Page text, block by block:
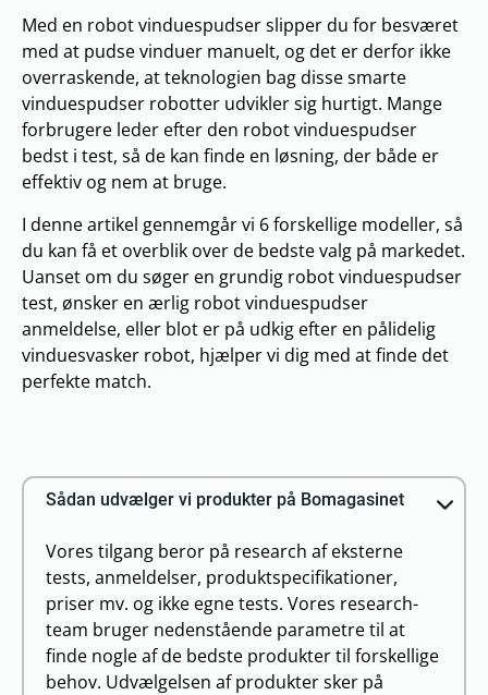
Med en robot vinduespudser slipper du for besværet
med at pudse vinduer manuelt, og det er derfor ikke
overraskende, at teknologien bag disse smarte
vinduespudser robotter udvikler sig hurtigt. Mange
forbrugere leder efter den robot vinduespudser
bedst i test, så de kan finde en løsning, der både er
effektiv og nem at bruge.
I denne artikel gennemgår vi 6 forskellige modeller, så
du kan få et overblik over de bedste valg på markedet.
Uanset om du søger en grundig robot vinduespudser
test, ønsker en ærlig robot vinduespudser
anmeldelse, eller blot er på udkig efter en pålidelig
vinduesvasker robot, hjælper vi dig med at finde det
perfekte match.
Sådan udvælger vi produkter på Bomagasinet
Vores tilgang beror på research af eksterne
tests, anmeldelser, produktspecifikationer,
priser mv. og ikke egne tests. Vores research-
team bruger nedenstående parametre til at
finde nogle af de bedste produkter til forskellige
behov. Udvælgelsen af produkter sker på